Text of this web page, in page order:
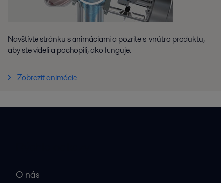
Navštívte stránku s animáciami a pozrite si vnútro produktu,
aby ste videli a pochopili, ako funguje.
Zobraziť animácie
O nás